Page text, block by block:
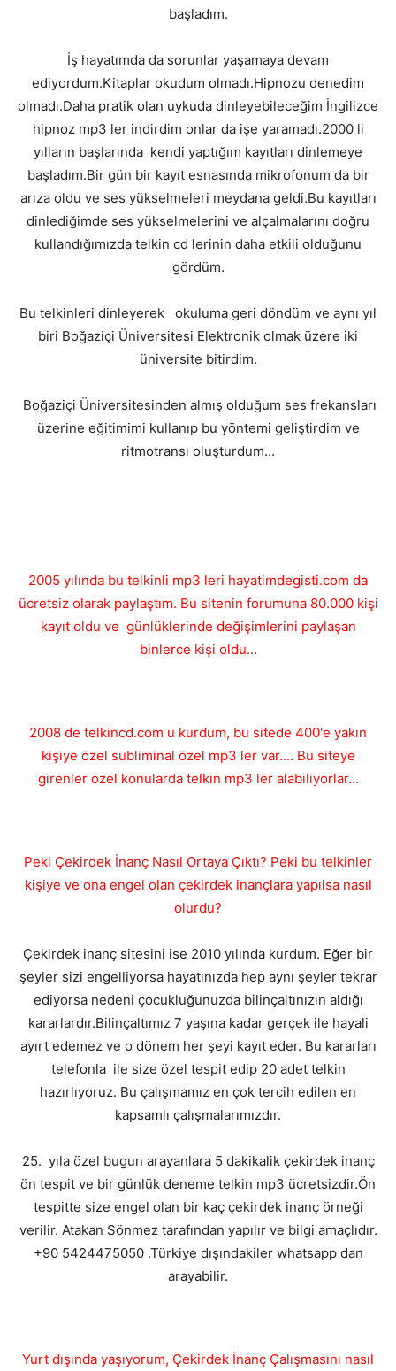
başladım.
İş hayatımda da sorunlar yaşamaya devam
ediyordum.Kitaplar okudum olmadı.Hipnozu denedim
olmadı.Daha pratik olan uykuda dinleyebileceğim İngilizce
hipnoz mp3 ler indirdim onlar da işe yaramadı.2000 li
yılların başlarında kendi yaptığım kayıtları dinlemeye
başladım.Bir gün bir kayıt esnasında mikrofonum da bir
arıza oldu ve ses yükselmeleri meydana geldi.Bu kayıtları
dinlediğimde ses yükselmelerini ve alçalmalarını doğru
kullandığımızda telkin cd lerinin daha etkili olduğunu
gördüm.
Bu telkinleri dinleyerek okuluma geri döndüm ve aynı yıl
biri Boğaziçi Üniversitesi Elektronik olmak üzere iki
üniversite bitirdim.
Boğaziçi Üniversitesinden almış olduğum ses frekansları
üzerine eğitimimi kullanıp bu yöntemi geliştirdim ve
ritmotransı oluşturdum...
2005 yılında bu telkinli mp3 leri hayatimdegisti.com da
ücretsiz olarak paylaştım. Bu sitenin forumuna 80.000 kişi
kayıt oldu ve günlüklerinde değişimlerini paylaşan
binlerce kişi oldu...
2008 de telkincd.com u kurdum, bu sitede 400'e yakın
kişiye özel subliminal özel mp3 ler var.... Bu siteye
girenler özel konularda telkin mp3 ler alabiliyorlar...
Peki Çekirdek İnanç Nasıl Ortaya Çıktı? Peki bu telkinler
kişiye ve ona engel olan çekirdek inançlara yapılsa nasıl
olurdu?
Çekirdek inanç sitesini ise 2010 yılında kurdum. Eğer bir
şeyler sizi engelliyorsa hayatınızda hep aynı şeyler tekrar
ediyorsa nedeni çocukluğunuzda bilinçaltınızın aldığı
kararlardır.Bilinçaltımız 7 yaşına kadar gerçek ile hayali
ayırt edemez ve o dönem her şeyi kayıt eder. Bu kararları
telefonla ile size özel tespit edip 20 adet telkin
hazırlıyoruz. Bu çalışmamız en çok tercih edilen en
kapsamlı çalışmalarımızdır.
25. yıla özel bugun arayanlara 5 dakikalik çekirdek inanç
ön tespit ve bir günlük deneme telkin mp3 ücretsizdir.Ön
tespitte size engel olan bir kaç çekirdek inanç örneği
verilir. Atakan Sönmez tarafından yapılır ve bilgi amaçlıdır.
+90 5424475050 .Türkiye dışındakiler whatsapp dan
arayabilir.
Yurt dışında yaşıyorum, Çekirdek İnanç Çalışmasını nasıl